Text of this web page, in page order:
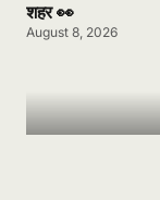
शहर 👀
August 8, 2026